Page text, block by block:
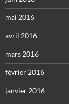
mai 2016
avril 2016
mars 2016
février 2016
janvier 2016